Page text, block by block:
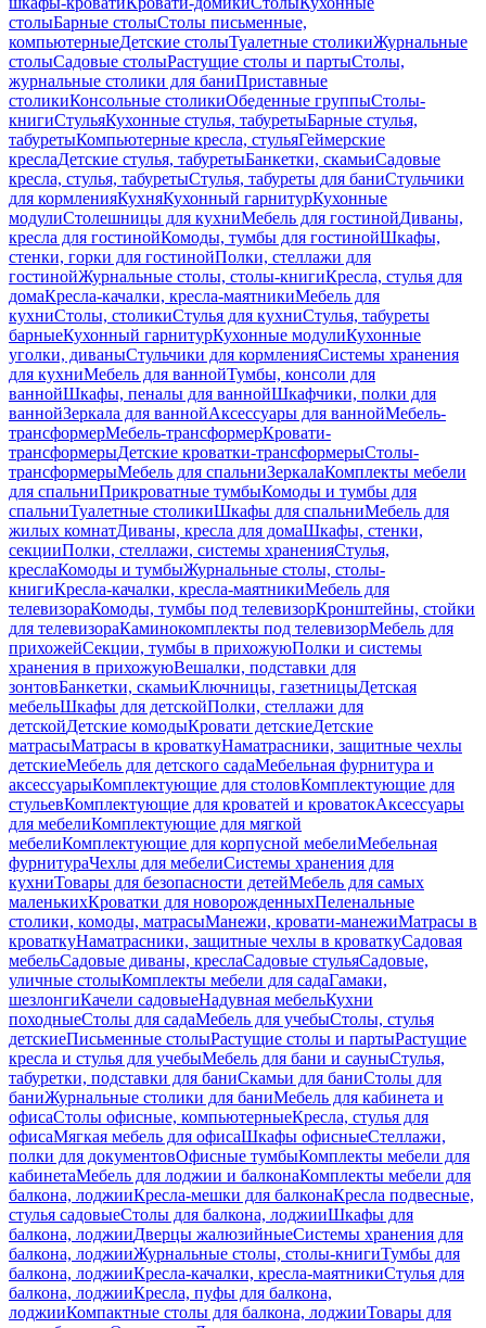
столыБарные столыСтолы письменные,
компьютерныеДетские столыТуалетные столикиЖурнальные
столыСадовые столыРастущие столы и партыСтолы,
журнальные столики для баниПриставные
столикиКонсольные столикиОбеденные группыСтолы-
книгиСтульяКухонные стулья, табуретыБарные стулья,
табуретыКомпьютерные кресла, стульяГеймерские
креслаДетские стулья, табуретыБанкетки, скамьиСадовые
кресла, стулья, табуретыСтулья, табуреты для баниСтульчики
для кормленияКухняКухонный гарнитурКухонные
модулиСтолешницы для кухниМебель для гостинойДиваны,
кресла для гостинойКомоды, тумбы для гостинойШкафы,
стенки, горки для гостинойПолки, стеллажи для
гостинойЖурнальные столы, столы-книгиКресла, стулья для
домаКресла-качалки, кресла-маятникиМебель для
кухниСтолы, столикиСтулья для кухниСтулья, табуреты
барныеКухонный гарнитурКухонные модулиКухонные
уголки, диваныСтульчики для кормленияСистемы хранения
для кухниМебель для ваннойТумбы, консоли для
ваннойШкафы, пеналы для ваннойШкафчики, полки для
ваннойЗеркала для ваннойАксессуары для ваннойМебель-
трансформерМебель-трансформерКровати-
трансформерыДетские кроватки-трансформерыСтолы-
трансформерыМебель для спальниЗеркалаКомплекты мебели
для спальниПрикроватные тумбыКомоды и тумбы для
спальниТуалетные столикиШкафы для спальниМебель для
жилых комнатДиваны, кресла для домаШкафы, стенки,
секцииПолки, стеллажи, системы храненияСтулья,
креслаКомоды и тумбыЖурнальные столы, столы-
книгиКресла-качалки, кресла-маятникиМебель для
телевизораКомоды, тумбы под телевизорКронштейны, стойки
для телевизораКаминокомплекты под телевизорМебель для
прихожейСекции, тумбы в прихожуюПолки и системы
хранения в прихожуюВешалки, подставки для
зонтовБанкетки, скамьиКлючницы, газетницыДетская
мебельШкафы для детскойПолки, стеллажи для
детскойДетские комодыКровати детскиеДетские
матрасыМатрасы в кроваткуНаматрасники, защитные чехлы
детскиеМебель для детского садаМебельная фурнитура и
аксессуарыКомплектующие для столовКомплектующие для
стульевКомплектующие для кроватей и кроватокАксессуары
для мебелиКомплектующие для мягкой
мебелиКомплектующие для корпусной мебелиМебельная
фурнитураЧехлы для мебелиСистемы хранения для
кухниТовары для безопасности детейМебель для самых
маленькихКроватки для новорожденныхПеленальные
столики, комоды, матрасыМанежи, кровати-манежиМатрасы в
кроваткуНаматрасники, защитные чехлы в кроваткуСадовая
мебельСадовые диваны, креслаСадовые стульяСадовые,
уличные столыКомплекты мебели для садаГамаки,
шезлонгиКачели садовыеНадувная мебельКухни
походныеСтолы для садаМебель для учебыСтолы, стулья
детскиеПисьменные столыРастущие столы и партыРастущие
кресла и стулья для учебыМебель для бани и сауныСтулья,
табуретки, подставки для баниСкамьи для баниСтолы для
баниЖурнальные столики для баниМебель для кабинета и
офисаСтолы офисные, компьютерныеКресла, стулья для
офисаМягкая мебель для офисаШкафы офисныеСтеллажи,
полки для документовОфисные тумбыКомплекты мебели для
кабинетаМебель для лоджии и балконаКомплекты мебели для
балкона, лоджииКресла-мешки для балконаКресла подвесные,
стулья садовыеСтолы для балкона, лоджииШкафы для
балкона, лоджииДверцы жалюзийныеСистемы хранения для
балкона, лоджииЖурнальные столы, столы-книгиТумбы для
балкона, лоджииКресла-качалки, кресла-маятникиСтулья для
балкона, лоджииКресла, пуфы для балкона,
лоджииКомпактные столы для балкона, лоджииТовары для